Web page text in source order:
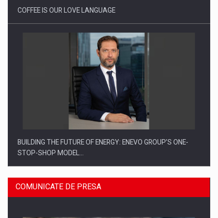
COFFEE IS OUR LOVE LANGUAGE
BUILDING THE FUTURE OF ENERGY: ENEVO GROUP’S ONE-
STOP-SHOP MODEL…
COMUNICATE DE PRESA